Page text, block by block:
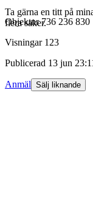
Ta gärna en titt på
flera saker.
Objektnr 736 236 830
Visningar 123
Publicerad 13 jun
Anmäl Sälj liknande